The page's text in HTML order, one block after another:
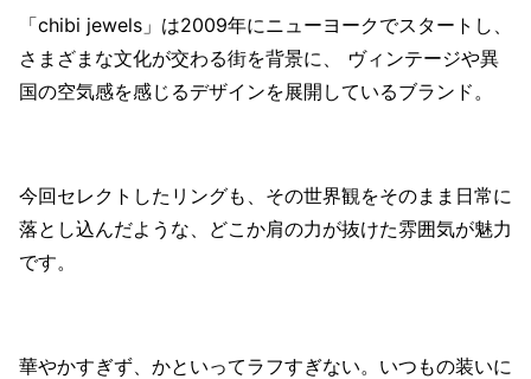
「chibi jewels」は2009年にニューヨークでスタートし、
さまざまな文化が交わる街を背景に、 ヴィンテージや異
国の空気感を感じるデザインを展開しているブランド。
今回セレクトしたリングも、その世界観をそのまま日常に
落とし込んだような、どこか肩の力が抜けた雰囲気が魅力
です。
華やかすぎず、かといってラフすぎない。いつもの装いに